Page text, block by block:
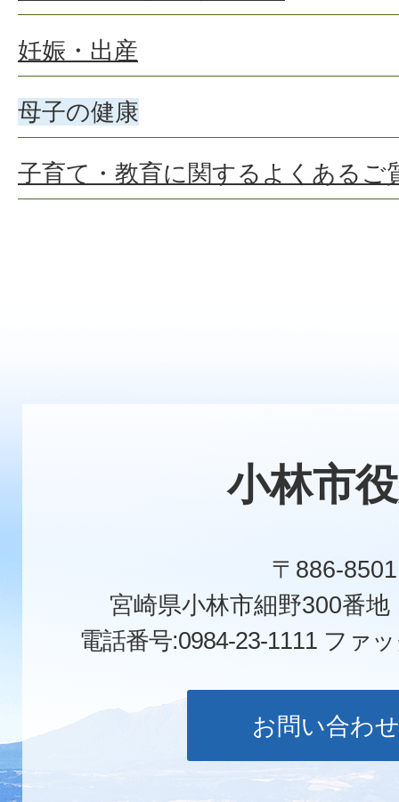
妊娠・出産
母子の健康
子育て・教育に関するよくあるご
小林市
〒886-8501
宮崎県小林市細野300番
電話番号:0984-23-1111 ファ
お問い合わせ